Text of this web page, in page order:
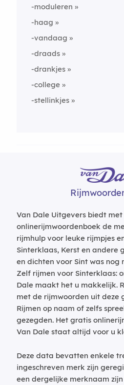
-moduleren
-haag
-vandaag
-draads
-drankjes
-college
-stellinkjes
Van Dale Uitgevers biedt
onlinerijmwoordenboek de
rijmhulp voor leuke rijmpjes
Sinterklaas, Kerst en andere
en dichten voor Sint was nog
Zelf rijmen voor Sinterklaas:
Dale maakt het u makkelijk.
met de rijmwoorden uit deze
Rijmen op naam of zelfs
gezegden. Het gratis
Van Dale staat altijd voor u
Deze data bevatten enkele
ingeschreven merk zijn
een dergelijke merknaam